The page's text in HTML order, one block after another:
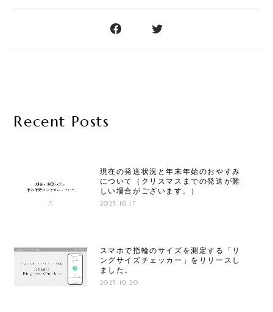
Recent Posts
現在の発送状況と年末年始のおやすみ
について（クリスマスまでの発送が難
しい場合がございます。）
2025.10.17
スマホで指輪のサイズを測定する「リ
ングサイズチェッカー」をリリースし
ました。
2025.10.20